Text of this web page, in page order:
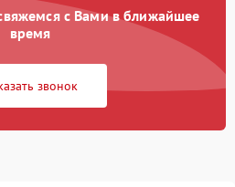
с Вами в ближайшее
время
звонок